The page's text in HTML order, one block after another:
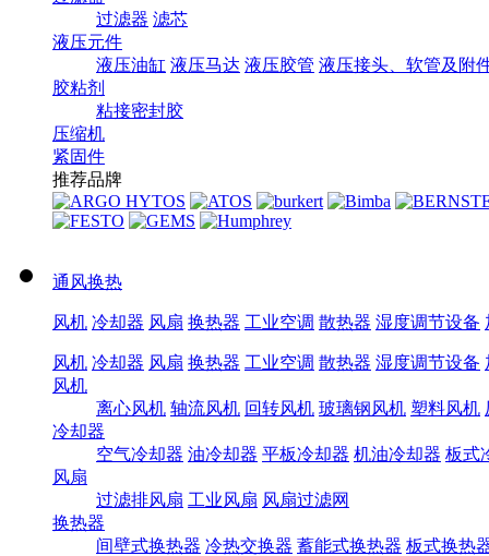
过滤器 滤芯
液压元件
液压油缸 液压马达 液压胶管 液压接头、软管及附
胶粘剂
粘接密封胶
压缩机
紧固件
推荐品牌
通风换热
风机 冷却器 风扇 换热器 工业空调 散热器 湿度调节设备
风机 冷却器 风扇 换热器 工业空调 散热器 湿度调节设备
风机
离心风机 轴流风机 回转风机 玻璃钢风机 塑料风机
冷却器
空气冷却器 油冷却器 平板冷却器 机油冷却器 板式
风扇
过滤排风扇 工业风扇 风扇过滤网
换热器
间壁式换热器 冷热交换器 蓄能式换热器 板式换热